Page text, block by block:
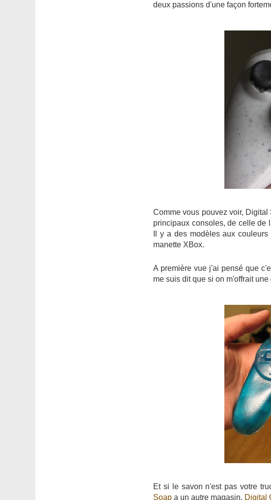
deux passions d'une façon
Comme vous pouvez voir,
principaux consoles, de celle de
Il y a des modèles aux
manette XBox.
A première vue j'ai pensé que
me suis dit que si on m'offrait
Et si le savon n'est pas votre
Soap a un autre magasin, Digital